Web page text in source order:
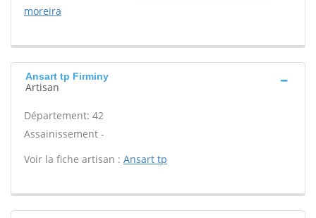
moreira
Ansart tp Firminy
Artisan
Département: 42
Assainissement -
Voir la fiche artisan : Ansart tp